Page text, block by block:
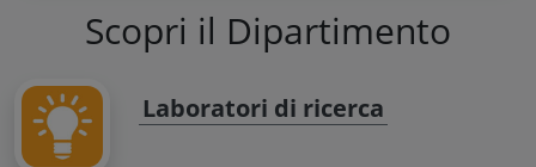
Scopri il Dipartimento
Laboratori di ricerca